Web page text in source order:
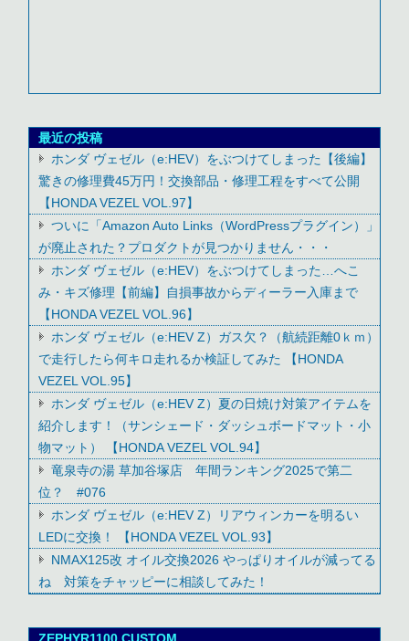
最近の投稿
ホンダ ヴェゼル（e:HEV）をぶつけてしまった【後編】
驚きの修理費45万円！交換部品・修理工程をすべて公開
【HONDA VEZEL VOL.97】
ついに「Amazon Auto Links（WordPressプラグイン）」
が廃止された？プロダクトが見つかりません・・・
ホンダ ヴェゼル（e:HEV）をぶつけてしまった…へこ
み・キズ修理【前編】自損事故からディーラー入庫まで
【HONDA VEZEL VOL.96】
ホンダ ヴェゼル（e:HEV Z）ガス欠？（航続距離0ｋｍ）
で走行したら何キロ走れるか検証してみた 【HONDA
VEZEL VOL.95】
ホンダ ヴェゼル（e:HEV Z）夏の日焼け対策アイテムを
紹介します！（サンシェード・ダッシュボードマット・小
物マット） 【HONDA VEZEL VOL.94】
竜泉寺の湯 草加谷塚店 年間ランキング2025で第二
位？ #076
ホンダ ヴェゼル（e:HEV Z）リアウィンカーを明るい
LEDに交換！ 【HONDA VEZEL VOL.93】
NMAX125改 オイル交換2026 やっぱりオイルが減ってる
ね 対策をチャッピーに相談してみた！